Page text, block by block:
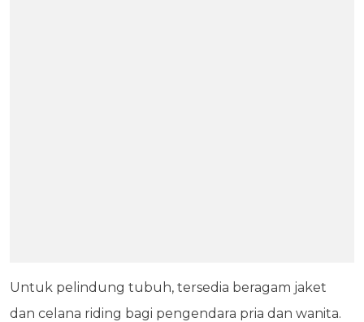
Untuk pelindung tubuh, tersedia beragam jaket
dan celana riding bagi pengendara pria dan wanita.